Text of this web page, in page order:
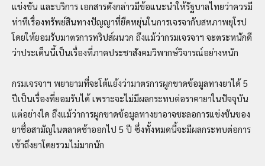
แข่งขัน และบริการ เอกสารดังกล่าวมีข้อแนะนำให้รัฐบาลไทยว่าควรมี
ท่าทีเรื่องทรัพย์สินทางปัญญาที่ยืดหยุ่นในการเจรจากับสหภาพยุโรป
โดยให้ยอมรับมาตรการทริปส์ผนวก ถึงแม้ว่ากรมเจรจาฯ จะตระหนักดี
ว่าประเด็นนี้เป็นเรื่องที่ภาคประชาสังคมวิพากษ์วิจารณ์อย่างหนัก
กรมเจรจาฯ พยายามที่จะโต้แย้งว่ามาตรการผูกขาดข้อมูลทางยาได้ 5
ปีเป็นเรื่องที่ยอมรับได้ เพราะจะไม่มีผลกระทบต่อราคายาในปัจจุบัน
แต่อย่างใด ถึงแม้ว่าการผูกขาดข้อมูลทางยาอาจชะลอการแข่งขันของ
ยาชื่อสามัญในตลาดช้าออกไป 5 ปี ซึ่งทั้งหมดนี้จะมีผลกระทบต่อการ
เข้าถึงยาโดยรวมไม่มากนัก